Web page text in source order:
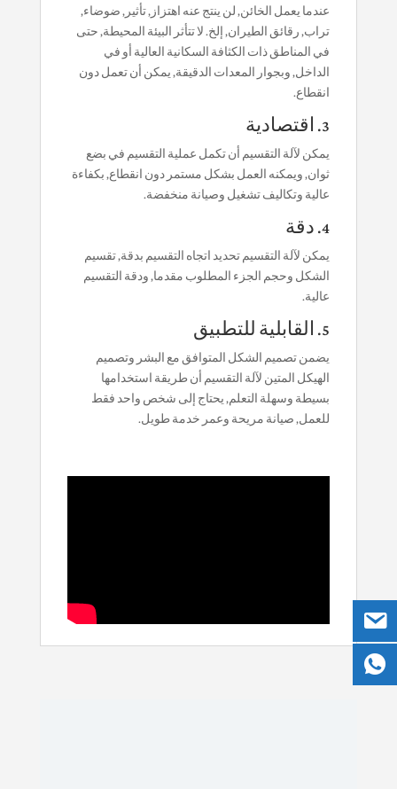
عندما يعمل الخائن, لن ينتج عنه اهتزاز, تأثير, ضوضاء,
تراب, رقائق الطيران, إلخ. لا تتأثر البيئة المحيطة, حتى
في المناطق ذات الكثافة السكانية العالية أو في
الداخل, وبجوار المعدات الدقيقة, يمكن أن تعمل دون
انقطاع.
3. اقتصادية
يمكن لآلة التقسيم أن تكمل عملية التقسيم في بضع
ثوان, ويمكنه العمل بشكل مستمر دون انقطاع, بكفاءة
عالية وتكاليف تشغيل وصيانة منخفضة.
4. دقة
يمكن لآلة التقسيم تحديد اتجاه التقسيم بدقة, تقسيم
الشكل وحجم الجزء المطلوب مقدما, ودقة التقسيم
عالية.
5. القابلية للتطبيق
يضمن تصميم الشكل المتوافق مع البشر وتصميم
الهيكل المتين لآلة التقسيم أن طريقة استخدامها
بسيطة وسهلة التعلم, يحتاج إلى شخص واحد فقط
للعمل, صيانة مريحة وعمر خدمة طويل.